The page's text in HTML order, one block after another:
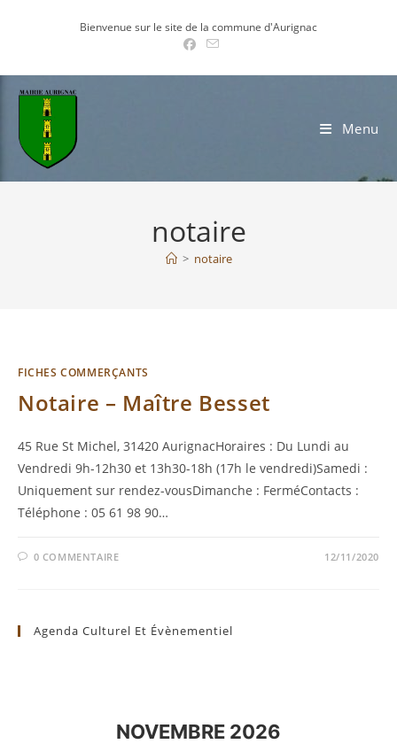
Bienvenue sur le site de la commune d'Aurignac
Menu
notaire
> notaire
FICHES COMMERÇANTS
Notaire – Maître Besset
45 Rue St Michel, 31420 AurignacHoraires : Du Lundi au
Vendredi 9h-12h30 et 13h30-18h (17h le vendredi)Samedi :
Uniquement sur rendez-vousDimanche : FerméContacts :
Téléphone : 05 61 98 90…
0 COMMENTAIRE 12/11/2020
Agenda Culturel Et Évènementiel
NOVEMBRE 2026